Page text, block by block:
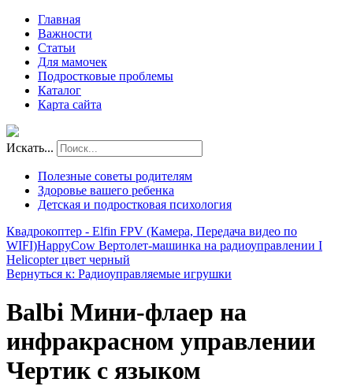
Главная
Важности
Статьи
Для мамочек
Подростковые проблемы
Каталог
Карта сайта
Искать...
Полезные советы родителям
Здоровье вашего ребенка
Детская и подростковая психология
Квадрокоптер - Elfin FPV (Камера, Передача видео по
WIFI)HappyCow Вертолет-машинка на радиоуправлении I
Helicopter цвет черный
Вернуться к: Радиоуправляемые игрушки
Balbi Мини-флаер на
инфракрасном управлении
Чертик с языком